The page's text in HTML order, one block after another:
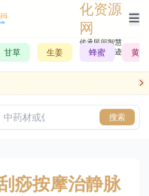
化资源
网
传承民间智慧，
记录历史轨迹
甘草 生姜 蜂蜜 黄芪
搜索
痧按摩治静脉